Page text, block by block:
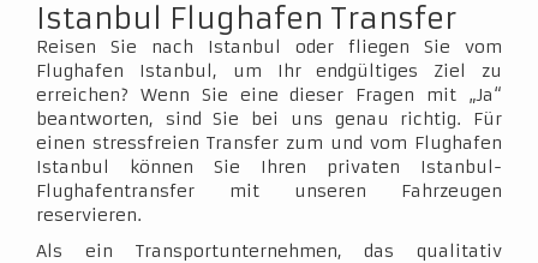
Istanbul Flughafen Transfer
Reisen Sie nach Istanbul oder fliegen Sie vom
Flughafen Istanbul, um Ihr endgültiges Ziel zu
erreichen? Wenn Sie eine dieser Fragen mit „Ja“
beantworten, sind Sie bei uns genau richtig. Für
einen stressfreien Transfer zum und vom Flughafen
Istanbul können Sie Ihren privaten Istanbul-
Flughafentransfer mit unseren Fahrzeugen
reservieren.
Als ein Transportunternehmen, das qualitativ